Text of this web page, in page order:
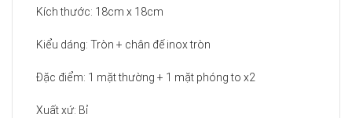
Kích thước: 18cm x 18cm
Kiểu dáng: Tròn + chân đế inox tròn
Đặc điểm: 1 mặt thường + 1 mặt phóng to x2
Xuất xứ: Bỉ